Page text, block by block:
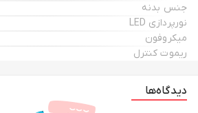
جنس بدنه
نورپردازی LED
میکروفون
ریموت کنترل
دیدگاه‌ها